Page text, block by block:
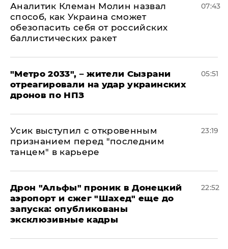
Аналитик Клеман Молин назвал
способ, как Украина сможет
обезопасить себя от российских
баллистических ракет
07:43
"Метро 2033", – жители Сызрани
отреагировали на удар украинских
дронов по НПЗ
05:51
Усик выступил с откровенным
признанием перед "последним
танцем" в карьере
23:19
Дрон "Альфы" проник в Донецкий
аэропорт и сжег "Шахед" еще до
запуска: опубликованы
эксклюзивные кадры
22:52